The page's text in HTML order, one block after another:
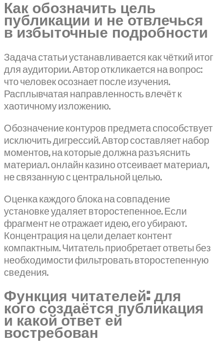
Как обозначить цель
публикации и не отвлечься
в избыточные подробности
Задача статьи устанавливается как чёткий итог
для аудитории. Автор откликается на вопрос:
что человек осознает после изучения.
Расплывчатая направленность влечёт к
хаотичному изложению.
Обозначение контуров предмета способствует
исключить дигрессий. Автор составляет набор
моментов, на которые должна разъяснить
материал. онлайн казино отсеивает материал,
не связанную с центральной целью.
Оценка каждого блока на совпадение
установке удаляет второстепенное. Если
фрагмент не отражает идею, его убирают.
Концентрация на цели делает контент
компактным. Читатель приобретает ответы без
необходимости фильтровать второстепенную
сведения.
Функция читателей: для
кого создаётся публикация
и какой ответ ей
востребован